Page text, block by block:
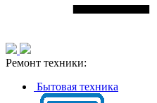
Ремонт техники:
Бытовая техника